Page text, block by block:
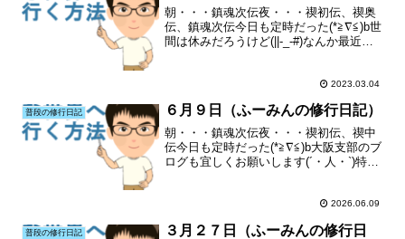
朝・・・鎮魂次伝夜・・・禊初伝、禊奥
伝、鎮魂次伝今日も定時だった(*≧∇≦)b世
間は休みだろうけど(||-_-#)なんか最近、
なかったり(T^T)大阪支部のブログ...2023.03.04
普段の修行日記 ６月９日（ふーみんの修行日記）
朝・・・鎮魂次伝夜・・・禊初伝、禊中
伝今日も定時だった(*≧∇≦)b大阪支部のブ
ログも宜しくお願いします(´・人・`)特に
2026.06.09
普段の修行日記
３月２７日（ふーみんの修行日